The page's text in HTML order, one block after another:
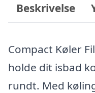
Beskrivelse
Compact Køler
holde dit isbad
rundt. Med